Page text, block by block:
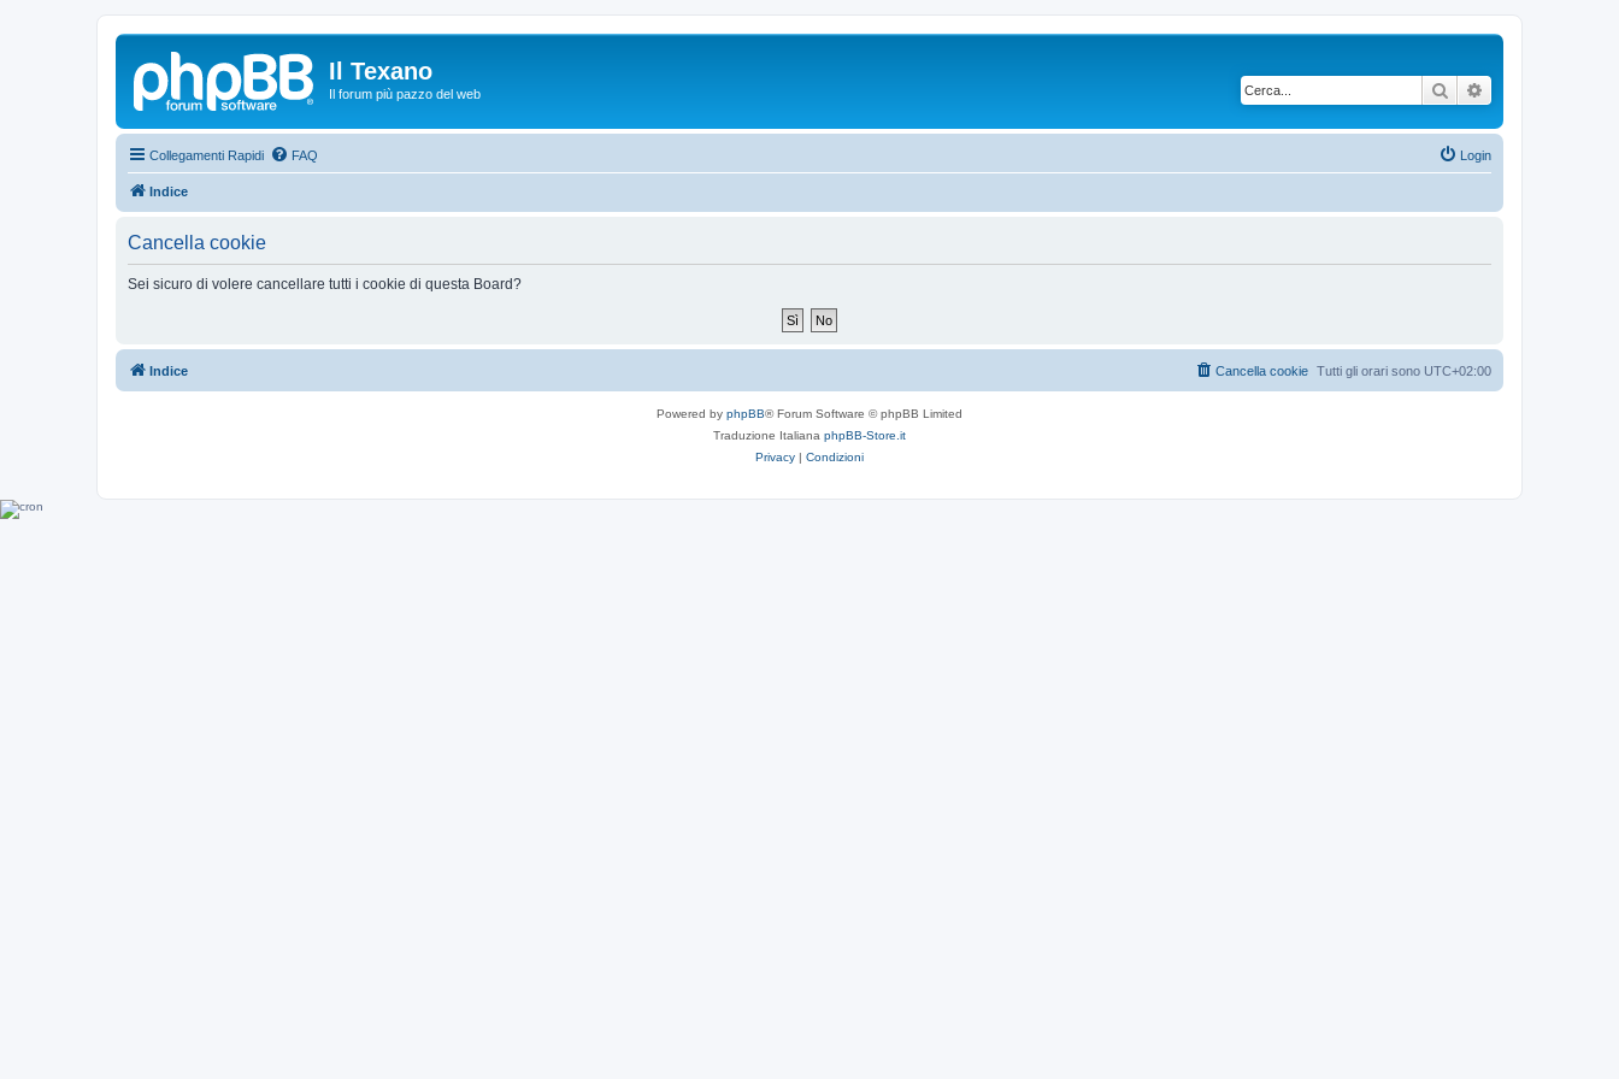
Il Texano
Il forum più pazzo del web Cerca
Collegamenti Rapidi FAQ Login
Indice
Cancella cookie
Sei sicuro di volere cancellare tutti i cookie di questa Board?
Indice Tutti gli orari sono UTC+02:00
Cancella cookie
Powered by phpBB® Forum Software © phpBB Limited
Traduzione Italiana phpBB-Store.it
Privacy | Condizioni